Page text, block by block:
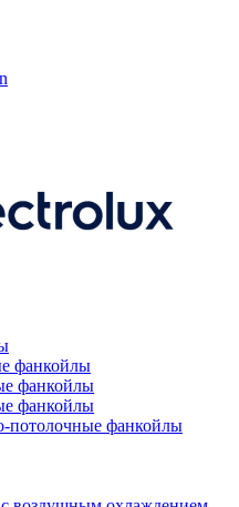
фанкойлы
фанкойлы
фанкойлы
потолочные фанкойлы